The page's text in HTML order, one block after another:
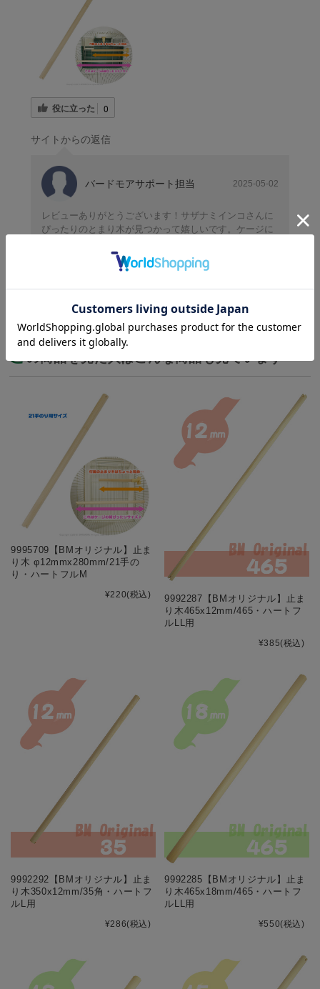
役に立った 0
サイトからの返信
バードモアサポート担当 2025-05-02
レビューありがとうございます！サザナミインコさんに
ぴったりのとまり木が見つかって嬉しいです。ケージに
すね☺️リピートしてくださるのが何よりの励みです！今
後もどうぞよろしくお願いします。
この商品を見た人はこんな商品も見ています
9995709【BMオリジナル】止ま
り木 φ12mmx280mm/21手の
り・ハートフルM
¥220(税込)
9992287【BMオリジナル】止ま
り木465x12mm/465・ハートフ
ルLL用
¥385(税込)
9992292【BMオリジナル】止ま
り木350x12mm/35角・ハートフ
ルL用
¥286(税込)
9992285【BMオリジナル】止ま
り木465x18mm/465・ハートフ
ルLL用
¥550(税込)